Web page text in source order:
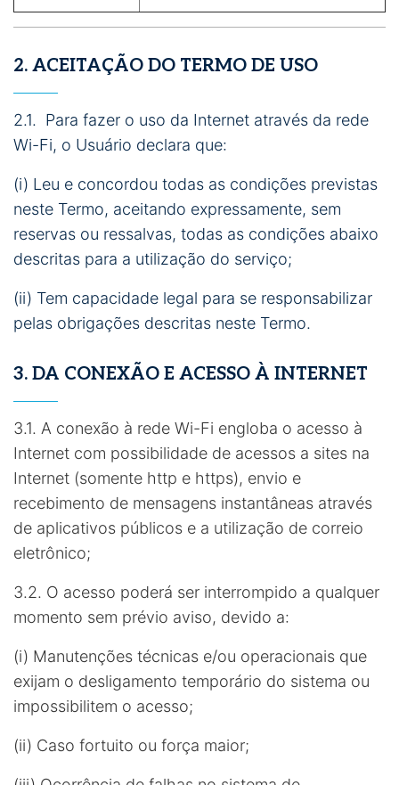
2. ACEITAÇÃO DO TERMO DE USO
2.1. Para fazer o uso da Internet através da rede
Wi-Fi, o Usuário declara que:
(i) Leu e concordou todas as condições previstas
neste Termo, aceitando expressamente, sem
reservas ou ressalvas, todas as condições abaixo
descritas para a utilização do serviço;
(ii) Tem capacidade legal para se responsabilizar
pelas obrigações descritas neste Termo.
3. DA CONEXÃO E ACESSO À INTERNET
3.1. A conexão à rede Wi-Fi engloba o acesso à
Internet com possibilidade de acessos a sites na
Internet (somente http e https), envio e
recebimento de mensagens instantâneas através
de aplicativos públicos e a utilização de correio
eletrônico;
3.2. O acesso poderá ser interrompido a qualquer
momento sem prévio aviso, devido a:
(i) Manutenções técnicas e/ou operacionais que
exijam o desligamento temporário do sistema ou
impossibilitem o acesso;
(ii) Caso fortuito ou força maior;